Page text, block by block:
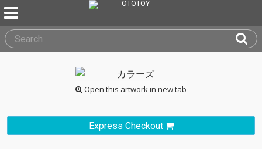
Open this artwork in new tab
Express Checkout